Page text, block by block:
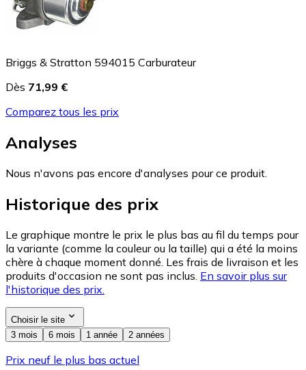
Briggs & Stratton 594015 Carburateur
Dès 71,99 €
Comparez tous les prix
Analyses
Nous n'avons pas encore d'analyses pour ce produit.
Historique des prix
Le graphique montre le prix le plus bas au fil du temps pour
la variante (comme la couleur ou la taille) qui a été la moins
chère à chaque moment donné. Les frais de livraison et les
produits d'occasion ne sont pas inclus. En savoir plus sur
l'historique des prix.
Choisir le site
3 mois
6 mois 1 année 2 années
Prix neuf le plus bas actuel